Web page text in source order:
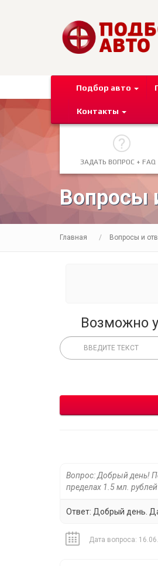
Подбор авто
Контакты
ЗАДАТЬ ВОПРОС + FAQ
Вопросы
Главная Вопросы и
Возможно
Вопрос: Добрый день!
пределах 1.5 мл.
Ответ: Добрый день.
Дата вопроса: